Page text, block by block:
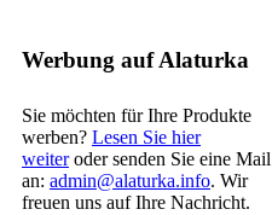
Werbung auf Alaturka
Sie möchten für Ihre Produkte
werben? Lesen Sie hier
weiteroder senden Sie eine Mail
an: admin@alaturka.info. Wir
freuen uns auf Ihre Nachricht.